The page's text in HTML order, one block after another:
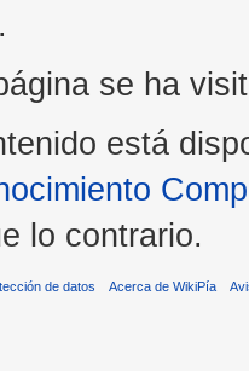
se ha
está
lo contrario.
de datos Acerca de WikiPía